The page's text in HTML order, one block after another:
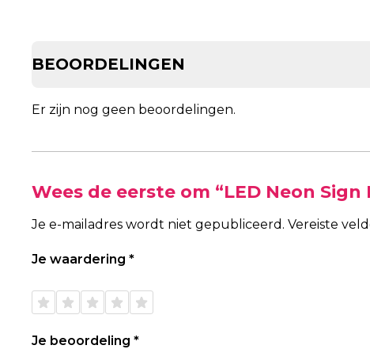
BEOORDELINGEN
Er zijn nog geen beoordelingen.
Wees de eerste om “LED Neon
Je e-mailadres wordt niet gepubliceerd. Vereiste
Je waardering *
de 5
de 5
de 5
de 5
de 5
Je beoordeling *